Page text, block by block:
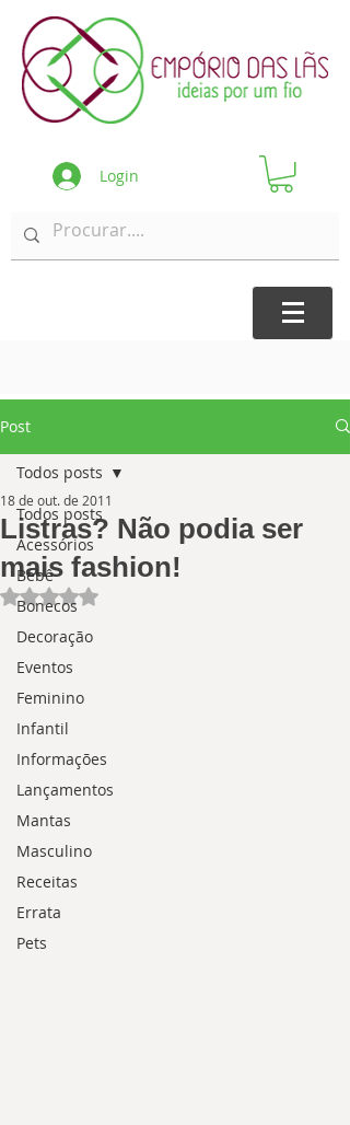
Login
Post
Todos posts
Acessórios
Bebê
Bonecos
Decoração
Eventos
Feminino
Infantil
Informações
Lançamentos
Mantas
Masculino
Receitas
Errata
Pets
Todos posts
Listras? Não podia ser
mais fashion!
18 de out. de 2011
Avaliado com NaN de 5 estrelas.